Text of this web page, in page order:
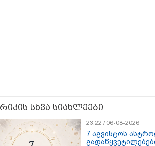
სხვა სიახლეები
23:22 / 06-08-2026
7 აგვისტოს